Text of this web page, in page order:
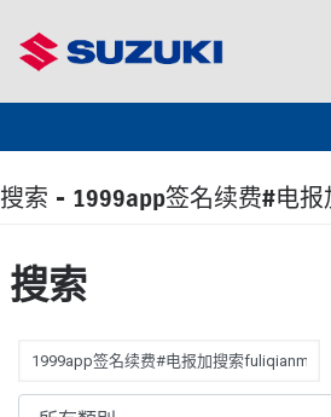
搜索 - 1999app签名续费#电
搜索